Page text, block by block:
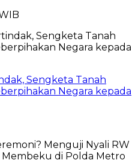
Sengketa Tanah
Negara kepada